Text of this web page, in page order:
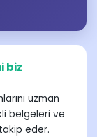
biz
uzman
belgeleri ve
eder.